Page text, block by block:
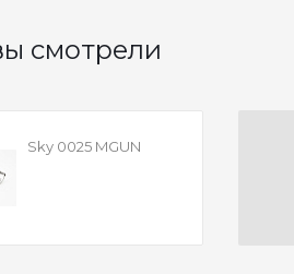
смотрели
Sky 0025 MGUN